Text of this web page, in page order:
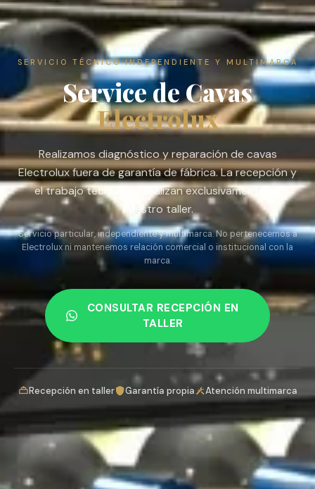
SERVICIO TÉCNICO INDEPENDIENTE Y MULTIMARCA
Service de Cavas
Electrolux
Realizamos diagnóstico y reparación de cavas
Electrolux fuera de garantía de fábrica. La recepción y
el trabajo técnico se realizan exclusivamente en
nuestro taller.
Servicio particular, independiente y multimarca. No pertenecemos a
Electrolux ni mantenemos relación comercial o institucional con la
marca.
CONSULTAR RECEPCIÓN EN
TALLER
Recepción en taller Garantía propia Atención multimarca